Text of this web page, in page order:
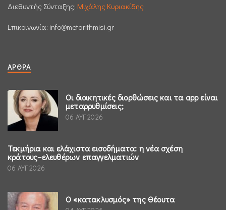
Διεθυντής Σύνταξης: Μιχάλης Κυριακίδης
Επικοινωνία: info@metarithmisi.gr
ΆΡΘΡΑ
Οι διοικητικές διορθώσεις και τα app είναι
μεταρρυθμίσεις;
06 ΑΥΓ 2026
Τεκμήρια και ελάχιστα εισοδήματα: η νέα σχέση
κράτους–ελευθέρων επαγγελματιών
06 ΑΥΓ 2026
Ο «κατακλυσμός» της Θέουτα